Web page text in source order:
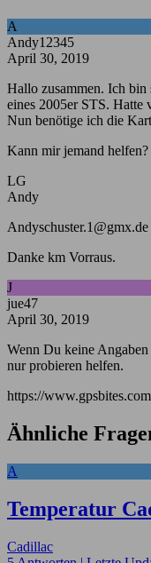
A
Andy12345
April 30, 2019
Hallo zusammen. Ich bin
eines 2005er STS. Hatte
Nun benötige ich die
Kann mir jemand helfen?
LG
Andy
Andyschuster.1@gmx.de
Danke km Vorraus.
J
jue47
April 30, 2019
Wenn Du keine
nur probieren helfen.
https://
Ähnliche
A
Temperatur
Cadillac